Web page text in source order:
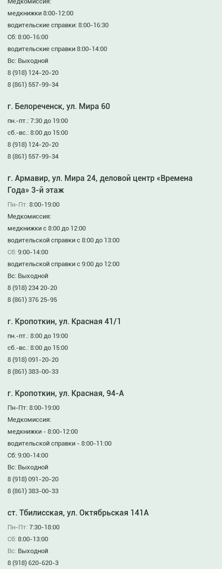
медкнижки 8:00-12:00
водительские справки: 8:00-16:30
Сб: 8:00-16:00
водительские справки 8:00-14:00
Вс: Выходной
8 (918) 124-20-20
8 (861) 557-99-34
г. Белореченск, ул. Мира 60
пн.-пт.: 7:30 до 19:00
сб.-вс.: 8:00 до 15:00
8 (918) 124-20-20
8 (861) 557-99-34
г. Армавир, ул. Мира 24, деловой центр «Времена
Года» 3-й этаж
Пн-Пт: 8:00-19:00
Медкомиссия:
медкнижки с 8:00 до 12:00
водительской справки с 8:00 до 13:00
Сб: 9:00-14:00
водительской справки с 9:00 до 12:00
Вс: Выходной
8 (918) 234 20-20
8 (861) 376 25-95
г. Кропоткин, ул. Красная 41/1
пн.-пт.: 8:00 до 19:00
сб.-вс.: 8:00 до 15:00
8 (918) 091-20-20
8 (861) 383-00-33
г. Кропоткин, ул. Красная, 94-А
Пн-Пт: 8:00-19:00
Медкомиссия:
медкнижки - 8:00-12:00
водительской справки - 8:00-11:00
Сб: 9:00-14:00
Вс: Выходной
8 (918) 091-20-20
8 (861) 383-00-33
ст. Тбилисская, ул. Октябрьская 141А
Пн-Пт: 7:30-18:00
Сб: 8:00-13:00
Вс: Выходной
8 (918) 620-620-3